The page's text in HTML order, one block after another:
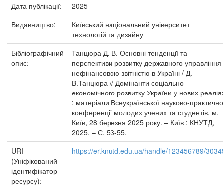
Дата публікації:
2025
Видавництво:
Київський національний університет
технологій та дизайну
Бібліографічний
опис:
Танцюра Д. В. Основні тенденції та
перспективи розвитку державного управління
нефінансовою звітністю в Україні / Д.
В.Танцюра // Домінанти соціально-
економічного розвитку України у нових
: матеріали Всеукраїнської науково-
конференції молодих учених та студентів, м.
Київ, 28 березня 2025 року. – Київ : КНУТД,
2025. – С. 53-55.
URI
(Уніфікований
ідентифікатор
ресурсу):
https://er.knutd.edu.ua/handle/123456789/